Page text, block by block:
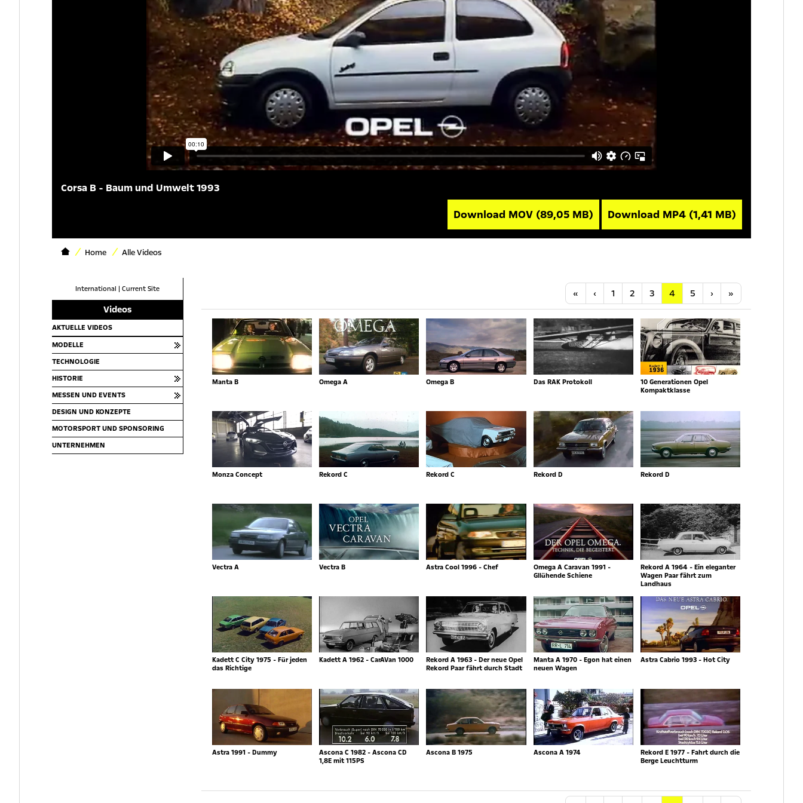
Corsa B - Baum und Umwelt 1993
Download MOV (89,05 MB) Download MP4 (1,41 MB)
Home Alle Videos
International | Current Site
Videos
AKTUELLE VIDEOS
MODELLE
TECHNOLOGIE
HISTORIE
MESSEN UND EVENTS
DESIGN UND KONZEPTE
MOTORSPORT UND SPONSORING
UNTERNEHMEN
« Anfang
‹ Vorherige
1 2 3 4 5 ›Nächste
»
Manta B Omega A Omega B Das RAK Protokoll
10 Generationen Opel
Kompaktklasse
Monza Concept Rekord C Rekord C Rekord D Rekord D
Vectra A Vectra B Astra Cool 1996 - Chef
Omega A Caravan 1991 -
Gllühende Schiene
Rekord A 1964 - Ein eleganter
Wagen Paar fährt zum
Landhaus
Kadett C City 1975 - Für jeden
das Richtige
Kadett A 1962 - CarAVan 1000
Rekord A 1963 - Der neue Opel
Rekord Paar fährt durch Stadt
Manta A 1970 - Egon hat einen
neuen Wagen
Astra Cabrio 1993 - Hot City
Astra 1991 - Dummy
Ascona C 1982 - Ascona CD
1,8E mit 115PS
Ascona B 1975 Ascona A 1974
Rekord E 1977 - Fahrt durch die
Berge Leuchtturm